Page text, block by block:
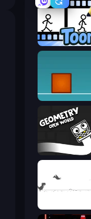
Toonle
The
Geometry: